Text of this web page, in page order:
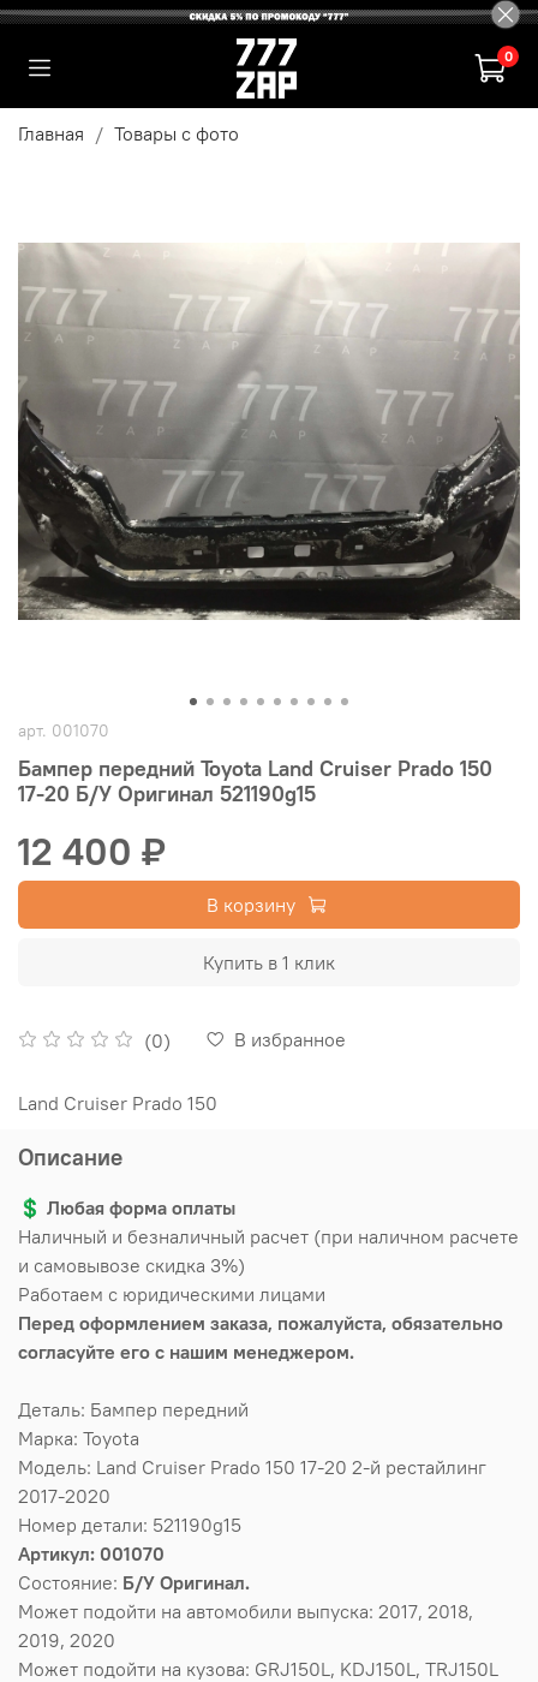
0
Главная Товары с фото
арт. 001070
Бампер передний Toyota Land Cruiser Prado 150
17-20 Б/У Оригинал 521190g15
(0) В избранное
12 400 ₽
В корзину
Купить в 1 клик
Land Cruiser Prado 150
Описание
💲 Любая форма оплаты
Наличный и безналичный расчет (при наличном расчете
и самовывозе скидка 3%)
Работаем с юридическими лицами
Перед оформлением заказа, пожалуйста, обязательно
согласуйте его с нашим менеджером.
Деталь: Бампер передний
Марка: Toyota
Модель: Land Cruiser Prado 150 17-20 2-й рестайлинг
2017-2020
Номер детали: 521190g15
Артикул: 001070
Состояние: Б/У Оригинал.
Может подойти на автомобили выпуска: 2017, 2018,
2019, 2020
Может подойти на кузова: GRJ150L, KDJ150L, TRJ150L